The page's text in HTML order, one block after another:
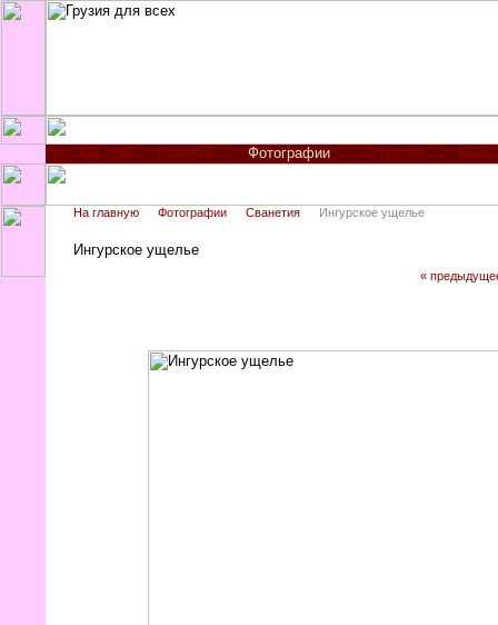
Новости Фотографии О Грузии Виза
На главную Фотографии Сванетия Ингурское ущелье
Ингурское ущелье
«